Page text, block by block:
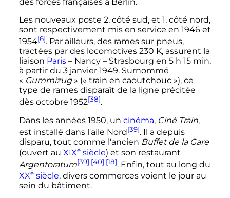
Les nouveaux poste 2, côté sud, et 1, côté nord,
sont respectivement mis en service en 1946 et
1954[6]. Par ailleurs, des rames sur pneus,
tractées par des locomotives 230 K, assurent la
liaison Paris – Nancy – Strasbourg en 5 h 15 min,
à partir du 3 janvier 1949. Surnommé
« Gummizug » (« train en caoutchouc »), ce
type de rames disparaît de la ligne précitée
dès octobre 1952[38].
Dans les années 1950, un cinéma, Ciné Train,
est installé dans l'aile Nord[39]. Il a depuis
disparu, tout comme l'ancien Buffet de la Gare
(ouvert au XIXesiècle) et son restaurant
Argentoratum[39],[40],[18]. Enfin, tout au long du
XXesiècle, divers commerces voient le jour au
sein du bâtiment.